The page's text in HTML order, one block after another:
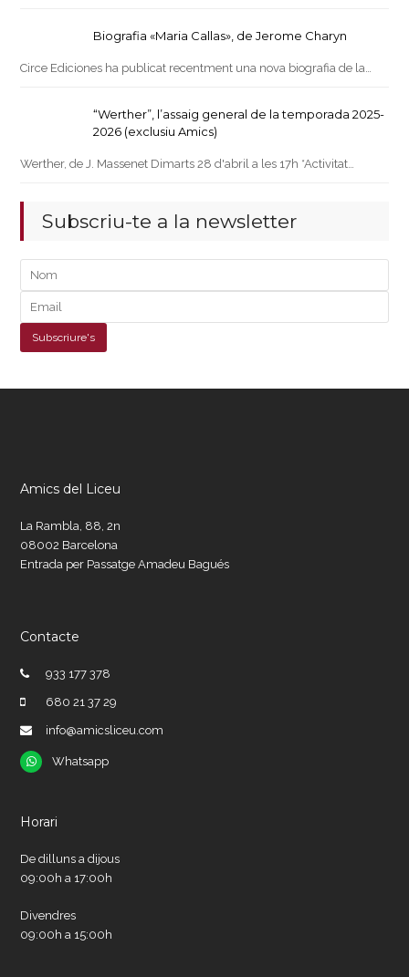
Biografia «Maria Callas», de Jerome Charyn
Circe Ediciones ha publicat recentment una nova biografia de la…
“Werther”, l’assaig general de la temporada 2025-
2026 (exclusiu Amics)
Werther, de J. Massenet Dimarts 28 d'abril a les 17h *Activitat…
Subscriu-te a la newsletter
Amics del Liceu
La Rambla, 88, 2n
08002 Barcelona
Entrada per Passatge Amadeu Bagués
Contacte
933 177 378
680 21 37 29
info@amicsliceu.com
Whatsapp
Whatsapp
Horari
De dilluns a dijous
09:00h a 17:00h
Divendres
09:00h a 15:00h